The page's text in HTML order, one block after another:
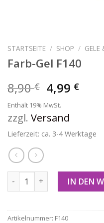
STARTSEITE / SHOP / GELE
Farb-Gel F140
8,90€ 4,99 €
Enthält 19% MwSt.
zzgl. Versand
Lieferzeit: ca. 3-4 Werktage
Farb-Gel F140 MengeIN DEN
Artikelnummer: F140